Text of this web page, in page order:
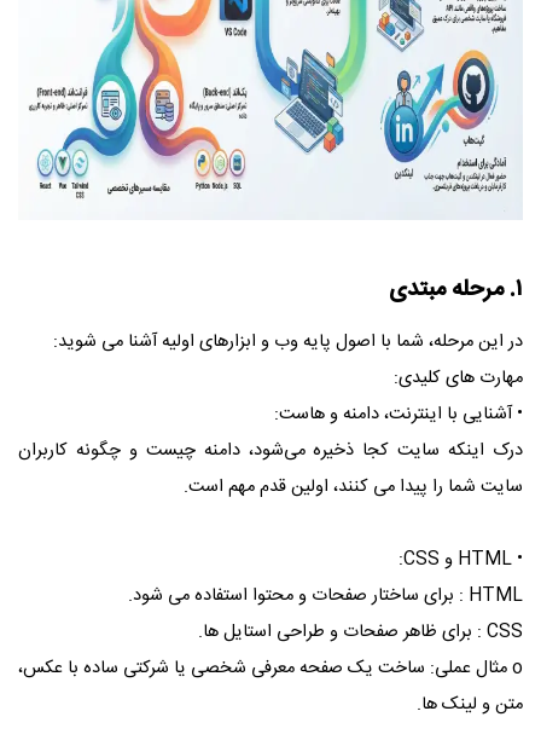
۱. مرحله مبتدی
در این مرحله، شما با اصول پایه وب و ابزارهای اولیه آشنا می‌ شوید:
مهارت‌ های کلیدی:
• آشنایی با اینترنت، دامنه و هاست:
درک اینکه سایت کجا ذخیره می‌شود، دامنه چیست و چگونه کاربران
سایت شما را پیدا می‌ کنند، اولین قدم مهم است.
• HTML و CSS:
HTML : برای ساختار صفحات و محتوا استفاده می‌ شود.
CSS : برای ظاهر صفحات و طراحی استایل‌ ها.
o مثال عملی: ساخت یک صفحه معرفی شخصی یا شرکتی ساده با عکس،
متن و لینک‌ ها.